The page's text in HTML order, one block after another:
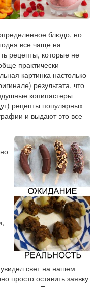
блюдо, но
все чаще на
рецепты, которые не
практически
картинка настолько
результата, что
копипастеры
рецепты популярных
и выдают это все
свет на нашем
просто оставить заявку